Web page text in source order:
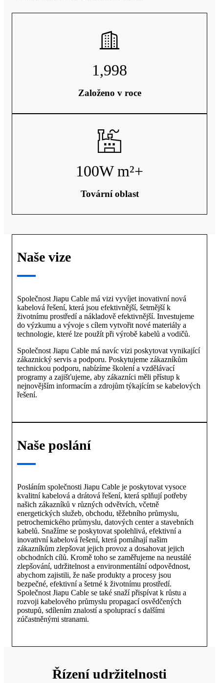
1,998
Založeno v roce
100W m²+
Tovární oblast
Naše vize
Společnost Jiapu Cable má vizi vyvíjet inovativní nová
kabelová řešení, která jsou efektivnější, šetrnější k
životnímu prostředí a nákladově efektivnější. Investujeme
do výzkumu a vývoje s cílem vytvořit nové materiály a
technologie, které lze použít při výrobě kabelů a vodičů.
Společnost Jiapu Cable má navíc vizi poskytovat vynikající
zákaznický servis a podporu. Poskytujeme zákazníkům
technickou podporu, nabízíme školení a vzdělávací
programy a zajišťujeme, aby zákazníci měli přístup k
nejnovějším informacím a zdrojům týkajícím se kabelových
řešení.
Naše poslání
Posláním společnosti Jiapu Cable je poskytovat vysoce
kvalitní kabelová a drátová řešení, která splňují potřeby
našich zákazníků v různých odvětvích, včetně
energetických služeb, obchodu, těžebního průmyslu,
petrochemického průmyslu, datových center a stavebních
kabelů. Snažíme se poskytovat spolehlivá, efektivní a
inovativní kabelová řešení, která pomáhají našim
zákazníkům zlepšovat jejich provoz a dosahovat jejich
obchodních cílů. Kromě toho se zaměřujeme na neustálé
zlepšování, udržitelnost a environmentální odpovědnost,
abychom zajistili, že naše produkty a procesy jsou
bezpečné, efektivní a šetrné k životnímu prostředí.
Společnost Jiapu Cable se také snaží přispívat k růstu a
rozvoji kabelového průmyslu propagací osvědčených
postupů, sdílením znalostí a spoluprací s dalšími
zúčastněnými stranami.
Řízení udržitelnosti